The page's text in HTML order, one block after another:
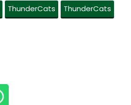
ThunderCats ThunderCats